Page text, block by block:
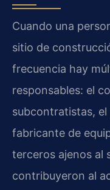
Cuando una
sitio de
frecuencia hay
responsables: el
subcontratistas,
fabricante de
terceros ajenos al
contribuyeron al